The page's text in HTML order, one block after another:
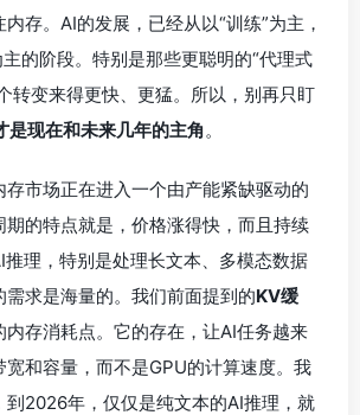
存。AI的发展，已经从以“训练”为主，
的阶段。特别是那些更聪明的“代理式
转变来得更快、更猛。所以，别再只盯
是现在和未来几年的主角。
存市场正在进入一个由产能紧缺驱动的
期的特点就是，价格涨得快，而且持续
推理，特别是处理长文本、多模态数据
需求是海量的。我们前面提到的KV缓
内存消耗点。它的存在，让AI任务越来
宽和容量，而不是GPU的计算速度。我
到2026年，仅仅是纯文本的AI推理，就